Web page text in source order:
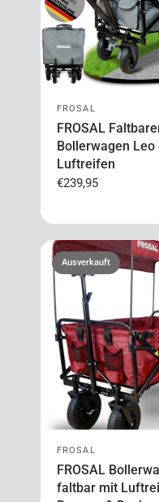
FROSAL
FROSAL
Bollerwagen
Luftreifen
€239,95
Ausverkauft
FROSAL
FROSAL
faltbar mit